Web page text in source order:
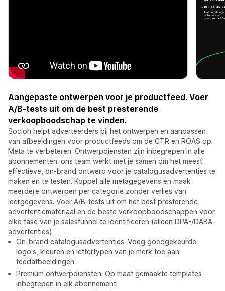
Aangepaste ontwerpen voor je productfeed. Voer
A/B-tests uit om de best presterende
verkoopboodschap te vinden.
Socioh helpt adverteerders bij het ontwerpen en aanpassen
van afbeeldingen voor productfeeds om de CTR en ROAS op
Meta te verbeteren. Ontwerpdiensten zijn inbegrepen in alle
abonnementen: ons team werkt met je samen om het meest
effectieve, on-brand ontwerp voor je catalogusadvertenties te
maken en te testen. Koppel alle metagegevens en maak
meerdere ontwerpen per categorie zonder verlies van
leergegevens. Voer A/B-tests uit om het best presterende
advertentiemateriaal en de beste verkoopboodschappen voor
elke fase van je salesfunnel te identificeren (alleen DPA-/DABA-
advertenties).
On-brand catalogusadvertenties. Voeg goedgekeurde
logo's, kleuren en lettertypen van je merk toe aan
feedafbeeldingen.
Premium ontwerpdiensten. Op maat gemaakte templates
inbegrepen in elk abonnement.